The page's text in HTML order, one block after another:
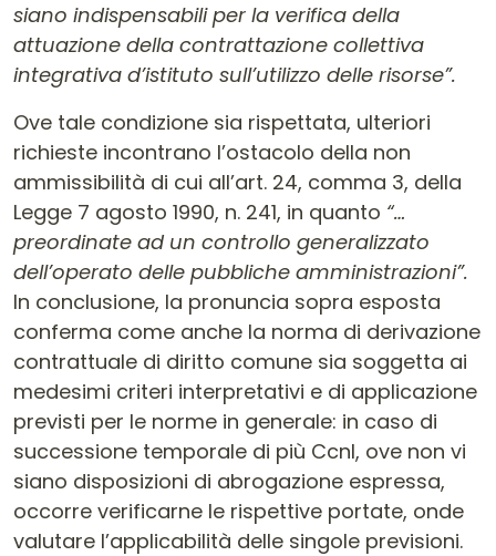
siano indispensabili per la verifica della
attuazione della contrattazione collettiva
integrativa d’istituto sull’utilizzo delle risorse”.
Ove tale condizione sia rispettata, ulteriori
richieste incontrano l’ostacolo della non
ammissibilità di cui all’art. 24, comma 3, della
Legge 7 agosto 1990, n. 241, in quanto “…
preordinate ad un controllo generalizzato
dell’operato delle pubbliche amministrazioni”.
In conclusione, la pronuncia sopra esposta
conferma come anche la norma di derivazione
contrattuale di diritto comune sia soggetta ai
medesimi criteri interpretativi e di applicazione
previsti per le norme in generale: in caso di
successione temporale di più Ccnl, ove non vi
siano disposizioni di abrogazione espressa,
occorre verificarne le rispettive portate, onde
valutare l’applicabilità delle singole previsioni.